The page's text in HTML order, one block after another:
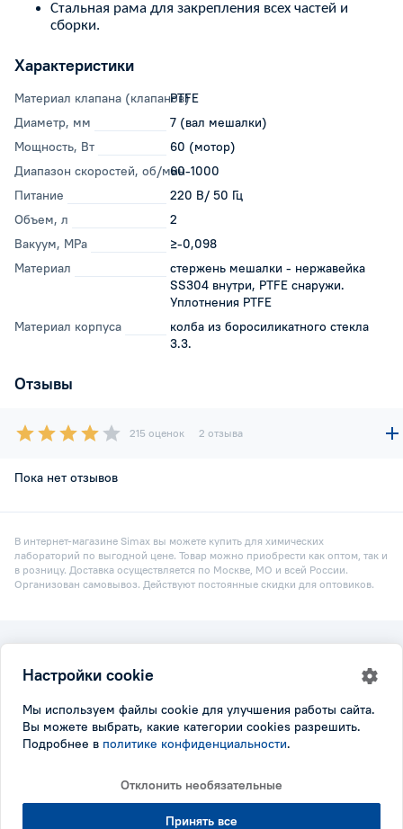
Стальная рама для закрепления всех частей и
сборки.
Характеристики
Материал клапана (клапанов)
PTFE
Диаметр, мм
7 (вал мешалки)
Мощность, Вт
60 (мотор)
Диапазон скоростей, об/мин60-1000
Питание
220 В/ 50 Гц
Объем, л
2
Вакуум, MPa
≥-0,098
Материал
стержень мешалки - нержавейка
SS304 внутри, PTFE снаружи.
Уплотнения PTFE
Материал корпуса
колба из боросиликатного стекла
3.3.
Отзывы
215 оценок 2 отзыва
Пока нет отзывов
В интернет-магазине Simax вы можете купить для химических
лабораторий по выгодной цене. Товар можно приобрести как оптом, так и
в розницу. Доставка осуществляется по Москве, МО и всей России.
Организован самовывоз. Действуют постоянные скидки для оптовиков.
Все права защищены.
Политика конфидициальности
| Настройки cookie
Настройки cookie
Мы используем файлы cookie для улучшения работы сайта.
Вы можете выбрать, какие категории cookies разрешить.
Подробнее в политике конфиденциальности.
Отклонить необязательные
Принять все